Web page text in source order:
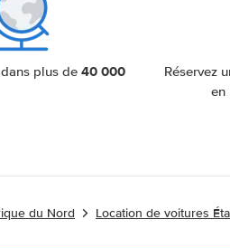
plus de 40 000
Réservez
en
du Nord Location de voitures